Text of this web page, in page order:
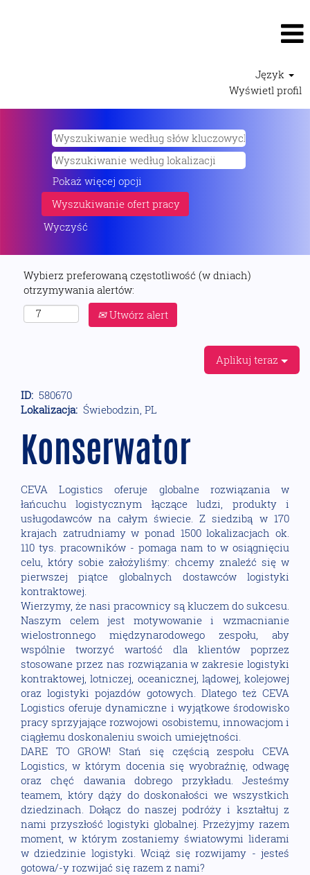
Język
Wyświetl profil
Pokaż więcej opcji
Wyczyść
Wybierz preferowaną częstotliwość (w dniach)
otrzymywania alertów:
Utwórz alert
Aplikuj teraz
ID: 580670
Lokalizacja: Świebodzin, PL
Konserwator
CEVA Logistics oferuje globalne rozwiązania w
łańcuchu logistycznym łączące ludzi, produkty i
usługodawców na całym świecie. Z siedzibą w 170
krajach zatrudniamy w ponad 1500 lokalizacjach ok.
110 tys. pracowników - pomaga nam to w osiągnięciu
celu, który sobie założyliśmy: chcemy znaleźć się w
pierwszej piątce globalnych dostawców logistyki
kontraktowej.
Wierzymy, że nasi pracownicy są kluczem do sukcesu.
Naszym celem jest motywowanie i wzmacnianie
wielostronnego międzynarodowego zespołu, aby
wspólnie tworzyć wartość dla klientów poprzez
stosowane przez nas rozwiązania w zakresie logistyki
kontraktowej, lotniczej, oceanicznej, lądowej, kolejowej
oraz logistyki pojazdów gotowych. Dlatego też CEVA
Logistics oferuje dynamiczne i wyjątkowe środowisko
pracy sprzyjające rozwojowi osobistemu, innowacjom i
ciągłemu doskonaleniu swoich umiejętności.
DARE TO GROW! Stań się częścią zespołu CEVA
Logistics, w którym docenia się wyobraźnię, odwagę
oraz chęć dawania dobrego przykładu. Jesteśmy
teamem, który dąży do doskonałości we wszystkich
dziedzinach. Dołącz do naszej podróży i kształtuj z
nami przyszłość logistyki globalnej. Przeżyjmy razem
moment, w którym zostaniemy światowymi liderami
w dziedzinie logistyki. Wciąż się rozwijamy - jesteś
gotowa/-y rozwijać się razem z nami?